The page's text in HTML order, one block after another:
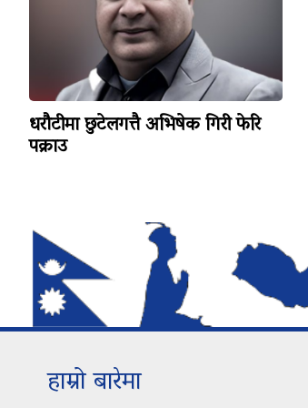
धरौटीमा छुटेलगत्तै अभिषेक गिरी फेरि
पक्राउ
हाम्रो बारेमा